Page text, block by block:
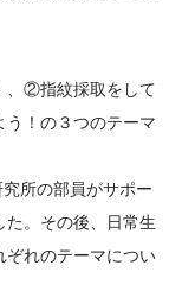
、②指紋採取をして
！の３つのテーマ
究所の部員がサポー
た。その後、日常生
ぞれのテーマについ